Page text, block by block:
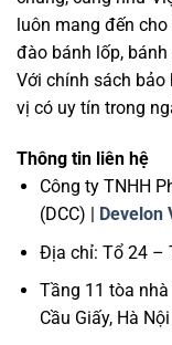
luôn mang đến
đào bánh lốp,
Với chính sách
vị có uy tín trong
Thông tin liên hệ
Công ty TNHH
(DCC) | Develon
Địa chỉ: Tổ 24 –
Tầng 11 tòa nhà
Cầu Giấy, Hà Nội